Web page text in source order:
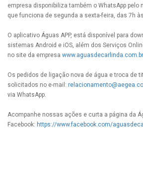
empresa disponibiliza também o WhatsApp pelo
que funciona de segunda a sexta-feira, das 7h
O aplicativo Águas APP, está disponível para
sistemas Android e iOS, além dos Serviços
no site da empresa www.aguasdecarlinda.com.br
Os pedidos de ligação nova de água e troca de
solicitados no e-mail:
via WhatsApp.
Acompanhe nossas ações e curta a página da
Facebook: https://www.facebook.com/